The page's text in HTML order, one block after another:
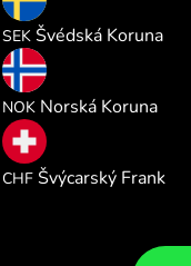
SEK Švédská Koruna
NOK Norská Koruna
CHF Švýcarský Frank